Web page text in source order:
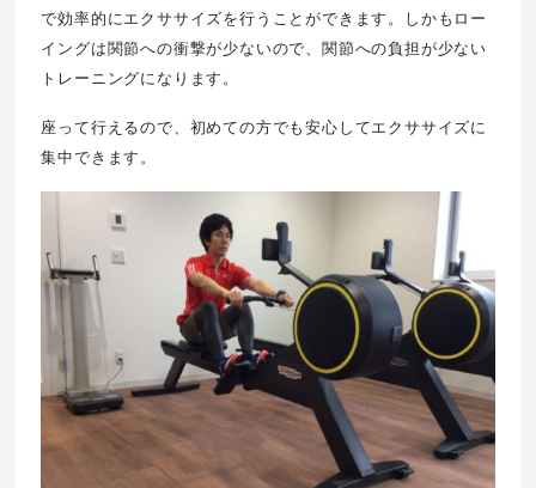
で効率的にエクササイズを行うことができます。しかもロー
イングは関節への衝撃が少ないので、関節への負担が少ない
トレーニングになります。
座って行えるので、初めての方でも安心してエクササイズに
集中できます。